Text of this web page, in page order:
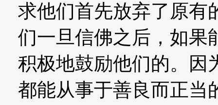
求他们首先放弃了原有
们一旦信佛之后，如果
积极地鼓励他们的。因
都能从事于善良而正当